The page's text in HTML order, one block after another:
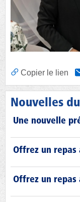
Copier le lien
Nouvelles
Une nouvelle
Offrez un repas
Offrez un repas